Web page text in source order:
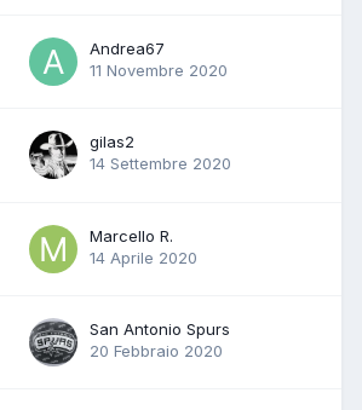
Andrea67
11 Novembre 2020
gilas2
14 Settembre 2020
Marcello R.
14 Aprile 2020
San Antonio Spurs
20 Febbraio 2020